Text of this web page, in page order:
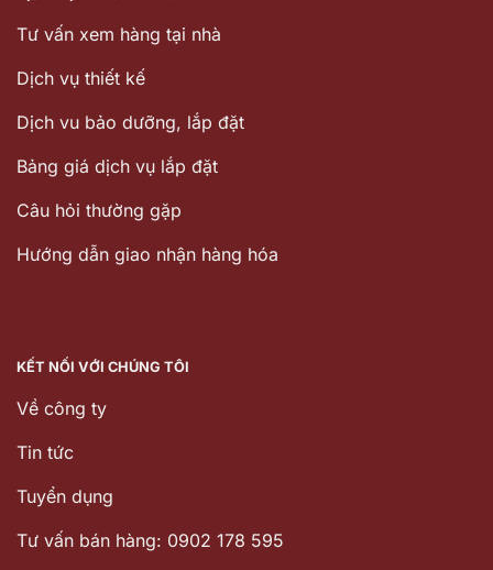
Tư vấn xem hàng tại nhà
Dịch vụ thiết kế
Dịch vu bảo dưỡng, lắp đặt
Bảng giá dịch vụ lắp đặt
Câu hỏi thường gặp
Hướng dẫn giao nhận hàng hóa
KẾT NỐI VỚI CHÚNG TÔI
Về công ty
Tin tức
Tuyển dụng
Tư vấn bán hàng: 0902 178 595